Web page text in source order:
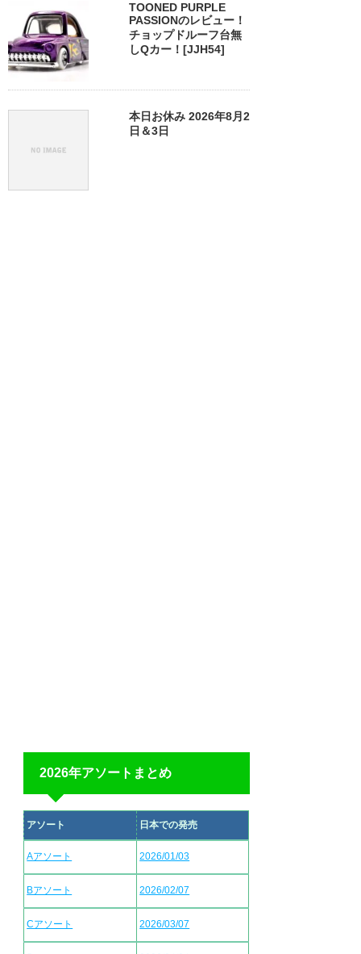
TOONED PURPLE
PASSIONのレビュー！
チョップドルーフ台無
しQカー！[JJH54]
本日お休み 2026年8月2
日＆3日
2026年アソートまとめ
アソート 日本での発売
Aアソート 2026/01/03
Bアソート 2026/02/07
Cアソート 2026/03/07